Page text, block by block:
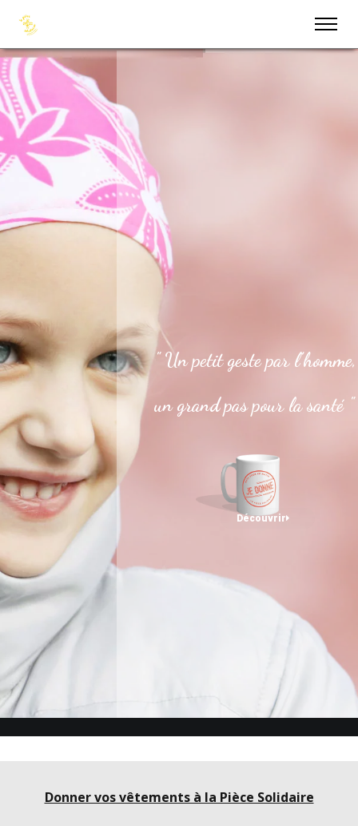
" Un petit geste par l’homme,
un grand pas pour la santé "
Découvrir
Donner vos vêtements à la Pièce Solidaire